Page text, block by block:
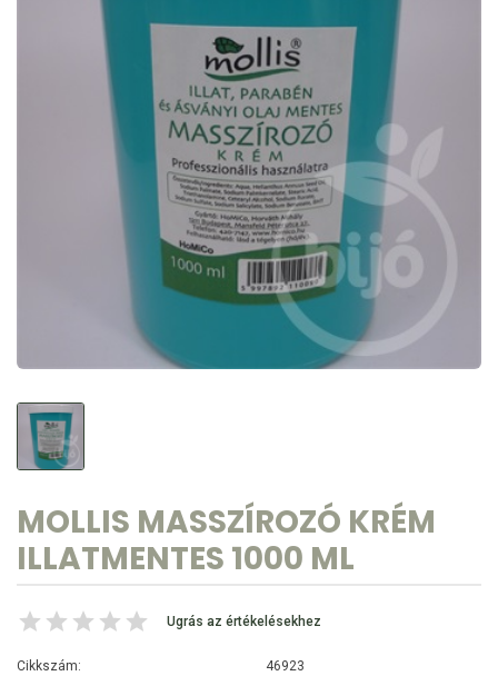
MOLLIS MASSZÍROZÓ KRÉM
ILLATMENTES 1000 ML
Ugrás az értékelésekhez
Cikkszám:
46923